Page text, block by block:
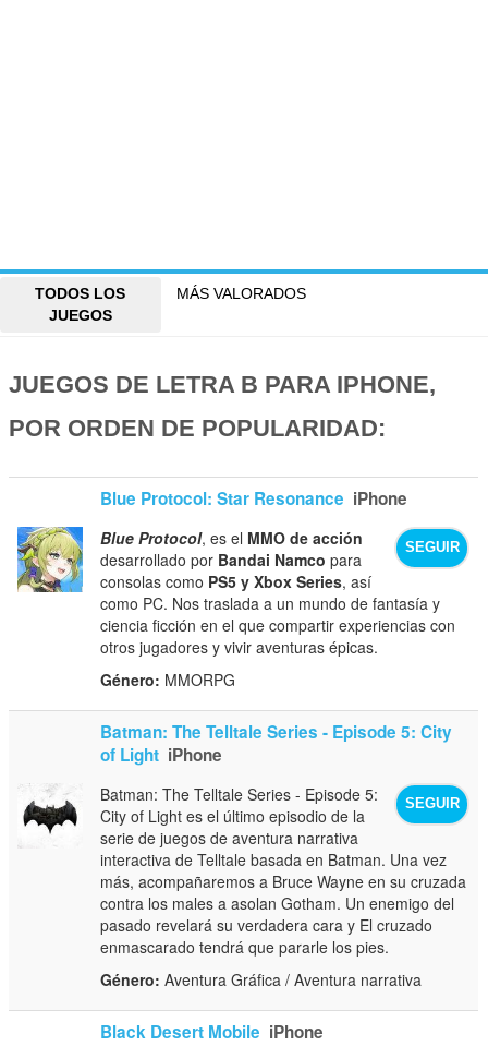
TODOS LOS
JUEGOS
MÁS VALORADOS
JUEGOS DE LETRA B PARA IPHONE,
POR ORDEN DE POPULARIDAD:
Blue Protocol: Star Resonance iPhone
SEGUIR
Blue Protocol, es el MMO de acción
desarrollado por Bandai Namco para
consolas como PS5 y Xbox Series, así
como PC. Nos traslada a un mundo de fantasía y
ciencia ficción en el que compartir experiencias con
otros jugadores y vivir aventuras épicas.
Género: MMORPG
Batman: The Telltale Series - Episode 5: City
of Light iPhone
SEGUIR
Batman: The Telltale Series - Episode 5:
City of Light es el último episodio de la
serie de juegos de aventura narrativa
interactiva de Telltale basada en Batman. Una vez
más, acompañaremos a Bruce Wayne en su cruzada
contra los males a asolan Gotham. Un enemigo del
pasado revelará su verdadera cara y El cruzado
enmascarado tendrá que pararle los pies.
Género: Aventura Gráfica / Aventura narrativa
Black Desert Mobile iPhone